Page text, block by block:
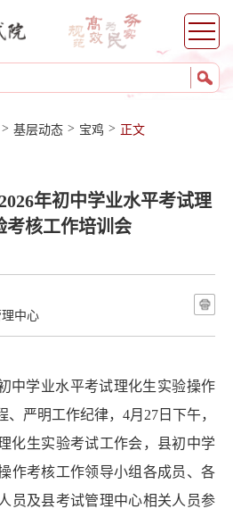
> 基层动态 > 宝鸡 > 正文
年初中学业水平考试理
考核工作培训会
理中心
中学业水平考试理化生实验操作
严明工作纪律， 4月 27 日下午，
化生实验考试工作会，县初中学
作考核工作领导小组各成员、各
员及县考试管理中心相关人员参